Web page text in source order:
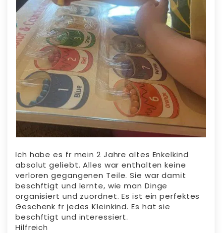
Ich habe es fr mein 2 Jahre altes Enkelkind
absolut geliebt. Alles war enthalten keine
verloren gegangenen Teile. Sie war damit
beschftigt und lernte, wie man Dinge
organisiert und zuordnet. Es ist ein perfektes
Geschenk fr jedes Kleinkind. Es hat sie
beschftigt und interessiert.
Hilfreich